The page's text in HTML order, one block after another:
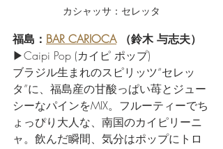
カシャッサ：セレッタ
福島： BAR CARIOCA （鈴木 与志夫）
▶Caipi Pop (カイピ ポップ)
ブラジル生まれのスピリッツ“セレッ
タ”に、福島産の甘酸っぱい苺とジュー
シーなパインをMIX。フルーティーでち
ょっぴり大人な、南国のカイピリーニ
ャ。飲んだ瞬間、気分はポップにトロ